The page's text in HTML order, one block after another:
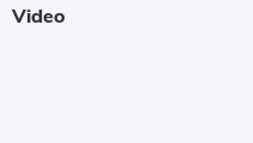
Video